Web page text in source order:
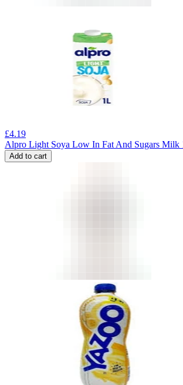
£4.19
Alpro Light Soya Low In Fat And Sugars Milk
Add to cart